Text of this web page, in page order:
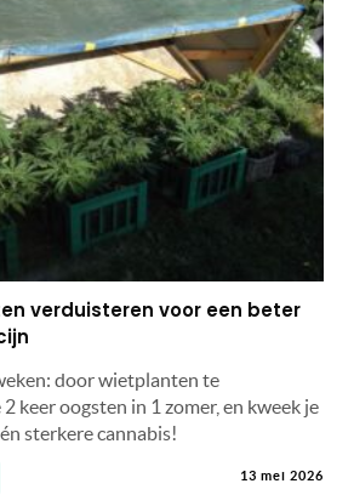
verduisteren voor een beter
door wietplanten te
keer oogsten in 1 zomer, en kweek je
sterkere cannabis!
13 mei 2026